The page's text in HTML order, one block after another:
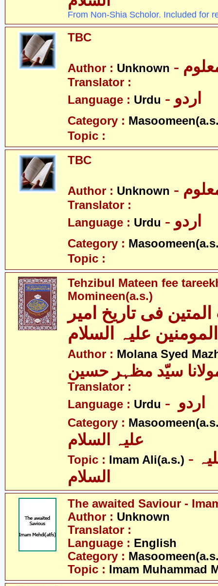
From Non-Shia Scholor. Included for
TBC
Author : Unknown معلوم
Translator :
Language : Urdu - اردو
Category :
Topic :
TBC
Author : Unknown معلوم
Translator :
Language : Urdu - اردو
Category :
Topic :
Tehzibul Mateen fee
Momineen(a.s.)
فی تاریخ امیر
Author : Molana Syed
سیّد مظہر حسین
Translator :
Language : Urdu
Category :
Topic : Imam Ali(a.s.) - امام علی علیہ
السلام
The awaited Saviour -
Author : Unknown
Translator :
Language : English
Category :
Topic : Imam Muhammad